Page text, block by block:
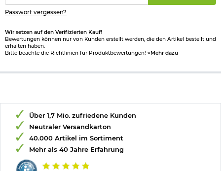
Passwort vergessen?
Wir setzen auf den Verifizierten Kauf!
Bewertungen können nur von Kunden erstellt werden, die den Artikel bestellt und
erhalten haben.
Bitte beachte die Richtlinien für Produktbewertungen! »Mehr dazu
Über 1,7 Mio. zufriedene Kunden
Neutraler Versandkarton
40.000 Artikel im Sortiment
Mehr als 40 Jahre Erfahrung